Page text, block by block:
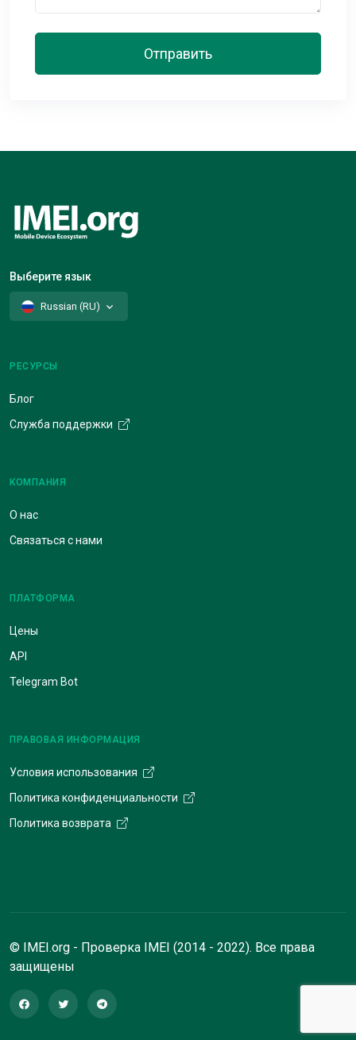
Отправить
Выберите язык
Russian (RU)
РЕСУРСЫ
Блог
Служба поддержки
КОМПАНИЯ
О нас
Связаться с нами
ПЛАТФОРМА
Цены
API
Telegram Bot
ПРАВОВАЯ ИНФОРМАЦИЯ
Условия использования
Политика конфиденциальности
Политика возврата
© IMEI.org - Проверка IMEI (2014 - 2022). Все права
защищены